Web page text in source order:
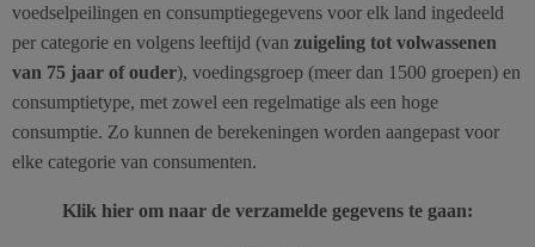
voedselpeilingen en consumptiegegevens voor elk land ingedeeld
per categorie en volgens leeftijd (van zuigeling tot volwassenen
van 75 jaar of ouder), voedingsgroep (meer dan 1500 groepen) en
consumptietype, met zowel een regelmatige als een hoge
consumptie. Zo kunnen de berekeningen worden aangepast voor
elke categorie van consumenten.
Klik hier om naar de verzamelde gegevens te gaan: